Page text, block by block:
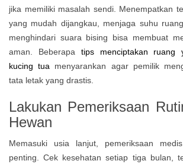
jika memiliki masalah sendi. Menempatkan
yang mudah dijangkau, menjaga suhu
menghindari suara bising bisa membuat
aman. Beberapa
tips menciptakan ruang
kucing tua menyarankan agar pemilik
tata letak yang drastis.
Lakukan Pemeriksaan
Hewan
Memasuki usia lanjut, pemeriksaan
penting. Cek kesehatan setiap tiga bulan,